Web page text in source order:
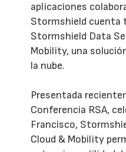
aplicaciones
Stormshield cuenta
Stormshield Data
Mobility, una
la nube.
Presentada
Conferencia RSA,
Francisco,
Cloud & Mobility